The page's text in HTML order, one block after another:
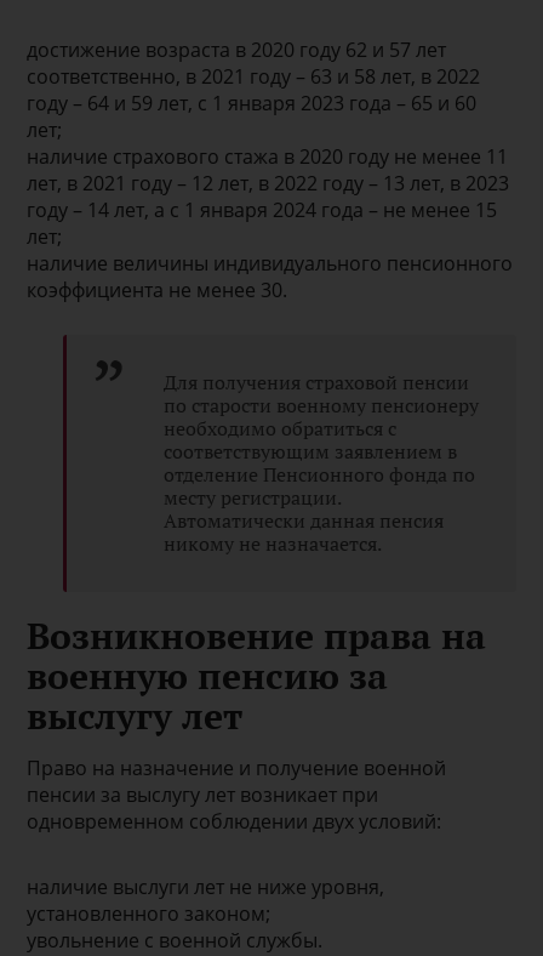
достижение возраста в 2020 году 62 и 57 лет
соответственно, в 2021 году – 63 и 58 лет, в 2022
году – 64 и 59 лет, с 1 января 2023 года – 65 и 60
лет;
наличие страхового стажа в 2020 году не менее 11
лет, в 2021 году – 12 лет, в 2022 году – 13 лет, в 2023
году – 14 лет, а с 1 января 2024 года – не менее 15
лет;
наличие величины индивидуального пенсионного
коэффициента не менее 30.
Для получения страховой пенсии
по старости военному пенсионеру
необходимо обратиться с
соответствующим заявлением в
отделение Пенсионного фонда по
месту регистрации.
Автоматически данная пенсия
никому не назначается.
Возникновение права на
военную пенсию за
выслугу лет
Право на назначение и получение военной
пенсии за выслугу лет возникает при
одновременном соблюдении двух условий:
наличие выслуги лет не ниже уровня,
установленного законом;
увольнение с военной службы.